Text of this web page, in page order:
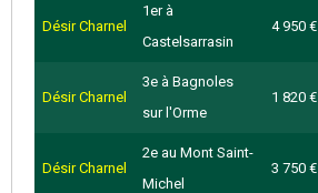
Désir Charnel
1er à
Castelsarrasin
4 950 €
Désir Charnel
3e à Bagnoles
sur l'Orme
1 820 €
Désir Charnel
2e au Mont Saint-
Michel
3 750 €